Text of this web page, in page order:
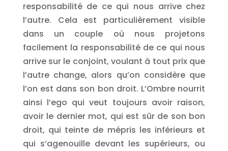
responsabilité de ce qui nous arrive chez
l’autre. Cela est particulièrement visible
dans un couple où nous projetons
facilement la responsabilité de ce qui nous
arrive sur le conjoint, voulant à tout prix que
l’autre change, alors qu’on considère que
l’on est dans son bon droit. L’Ombre nourrit
ainsi l’ego qui veut toujours avoir raison,
avoir le dernier mot, qui est sûr de son bon
droit, qui teinte de mépris les inférieurs et
qui s’agenouille devant les supérieurs, ou